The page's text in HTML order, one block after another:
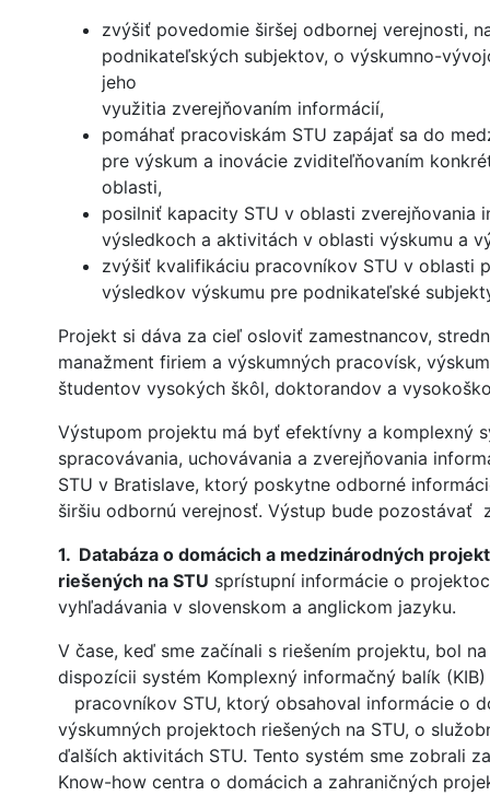
zvýšiť povedomie širšej odbornej verejnosti,
podnikateľských subjektov, o výskumno-
jeho
využitia zverejňovaním informácií,
pomáhať pracoviskám STU zapájať sa do
pre výskum a inovácie zviditeľňovaním
oblasti,
posilniť kapacity STU v oblasti zverejňovania
výsledkoch a aktivitách v oblasti výskumu a
zvýšiť kvalifikáciu pracovníkov STU v oblasti
výsledkov výskumu pre podnikateľské
Projekt si dáva za cieľ osloviť zamestnancov,
manažment firiem a výskumných pracovísk,
študentov vysokých škôl, doktorandov a
Výstupom projektu má byť efektívny a komplexný
spracovávania, uchovávania a zverejňovania
STU v Bratislave, ktorý poskytne odborné
širšiu odbornú verejnosť. Výstup bude pozostávať
1. Databáza o domácich a medzinárodných
riešených na STU sprístupní informácie o
vyhľadávania v slovenskom a anglickom jazyku.
V čase, keď sme začínali s riešením projektu, bol
dispozícii systém Komplexný informačný balík
pracovníkov STU, ktorý obsahoval informácie o
výskumných projektoch riešených na STU, o
ďalších aktivitách STU. Tento systém sme zobrali
Know-how centra o domácich a zahraničných